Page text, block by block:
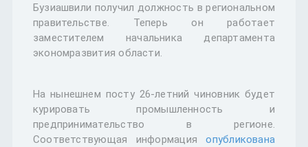
Бузиашвили получил должность в региональном
правительстве. Теперь он работает
заместителем начальника департамента
экономразвития области.
На нынешнем посту 26-летний чиновник будет
курировать промышленность и
предпринимательство в регионе.
Соответствующая информацияопубликована